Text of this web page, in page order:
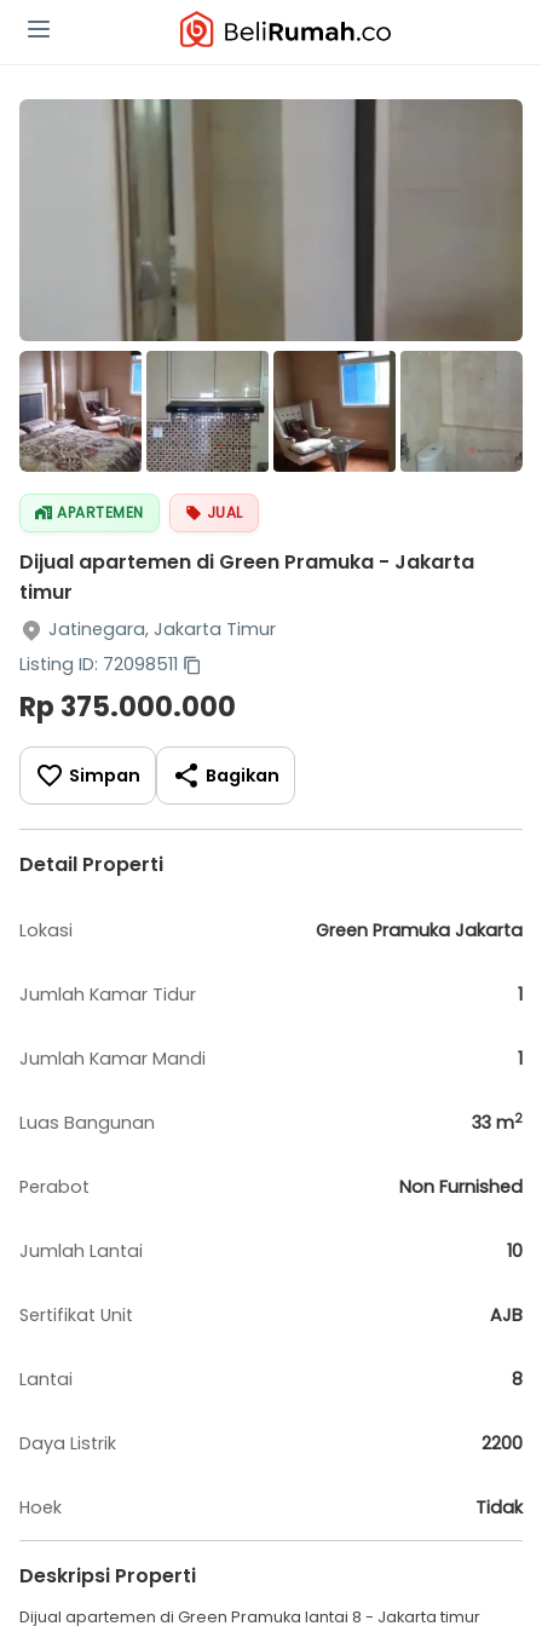
APARTEMEN JUAL
Dijual apartemen di Green Pramuka - Jakarta
timur
Jatinegara, Jakarta Timur
Listing ID: 72098511
Rp 375.000.000
Simpan Bagikan
Detail Properti
Lokasi Green Pramuka Jakarta
Jumlah Kamar Tidur 1
Jumlah Kamar Mandi 1
Luas Bangunan 33 m2
Perabot Non Furnished
Jumlah Lantai 10
Sertifikat Unit AJB
Lantai 8
Daya Listrik 2200
Hoek Tidak
Deskripsi Properti
Dijual apartemen di Green Pramuka lantai 8 - Jakarta timur